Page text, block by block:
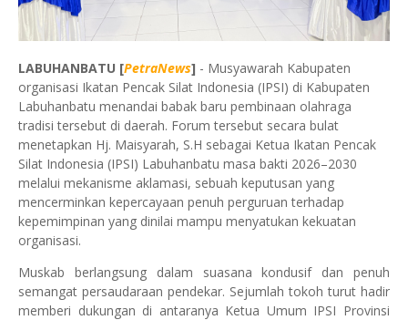
LABUHANBATU [PetraNews] - Musyawarah Kabupaten
organisasi Ikatan Pencak Silat Indonesia (IPSI) di Kabupaten
Labuhanbatu menandai babak baru pembinaan olahraga
tradisi tersebut di daerah. Forum tersebut secara bulat
menetapkan Hj. Maisyarah, S.H sebagai Ketua Ikatan Pencak
Silat Indonesia (IPSI) Labuhanbatu masa bakti 2026–2030
melalui mekanisme aklamasi, sebuah keputusan yang
mencerminkan kepercayaan penuh perguruan terhadap
kepemimpinan yang dinilai mampu menyatukan kekuatan
organisasi.
Muskab berlangsung dalam suasana kondusif dan penuh
semangat persaudaraan pendekar. Sejumlah tokoh turut hadir
memberi dukungan di antaranya Ketua Umum IPSI Provinsi